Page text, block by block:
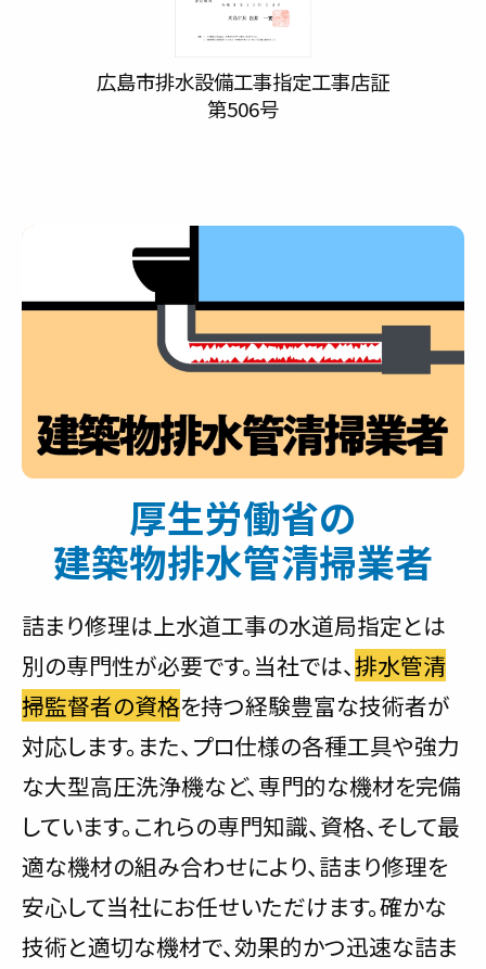
広島市排水設備工事指定工事店証
第506号
厚生労働省の
建築物排水管清掃業者
詰まり修理は上水道工事の水道局指定とは
別の専門性が必要です。当社では、排水管清
掃監督者の資格を持つ経験豊富な技術者が
対応します。また、プロ仕様の各種工具や強力
な大型高圧洗浄機など、専門的な機材を完備
しています。これらの専門知識、資格、そして最
適な機材の組み合わせにより、詰まり修理を
安心して当社にお任せいただけます。確かな
技術と適切な機材で、効果的かつ迅速な詰ま